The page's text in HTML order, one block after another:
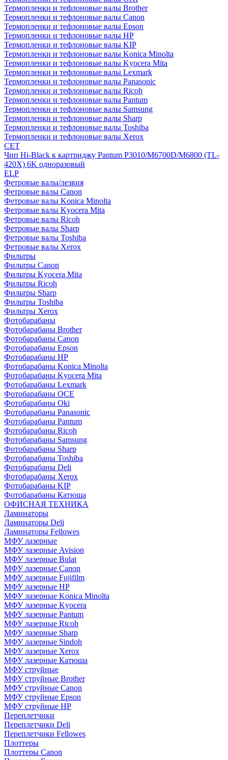
Термопленки и тефлоновые валы Brother
Термопленки и тефлоновые валы Canon
Термопленки и тефлоновые валы Epson
Термопленки и тефлоновые валы HP
Термопленки и тефлоновые валы KIP
Термопленки и тефлоновые валы Konica Minolta
Термопленки и тефлоновые валы Kyocera Mita
Термопленки и тефлоновые валы Lexmark
Термопленки и тефлоновые валы Panasonic
Термопленки и тефлоновые валы Ricoh
Термопленки и тефлоновые валы Pantum
Термопленки и тефлоновые валы Samsung
Термопленки и тефлоновые валы Sharp
Термопленки и тефлоновые валы Toshiba
Термопленки и тефлоновые валы Xerox
CET
Чип Hi-Black к картриджу Pantum P3010/M6700D/M6800 (TL-
420X) 6K одноразовый
ELP
Фетровые валы/лезвия
Фетровые валы Canon
Фетровые валы Konica Minolta
Фетровые валы Kyocera Mita
Фетровые валы Ricoh
Фетровые валы Sharp
Фетровые валы Toshiba
Фетровые валы Xerox
Фильтры
Фильтры Canon
Фильтры Kyocera Mita
Фильтры Ricoh
Фильтры Sharp
Фильтры Toshiba
Фильтры Xerox
Фотобарабаны
Фотобарабаны Brother
Фотобарабаны Canon
Фотобарабаны Epson
Фотобарабаны HP
Фотобарабаны Konica Minolta
Фотобарабаны Kyocera Mita
Фотобарабаны Lexmark
Фотобарабаны OCE
Фотобарабаны Oki
Фотобарабаны Panasonic
Фотобарабаны Pantum
Фотобарабаны Ricoh
Фотобарабаны Samsung
Фотобарабаны Sharp
Фотобарабаны Toshiba
Фотобарабаны Deli
Фотобарабаны Xerox
Фотобарабаны KIP
Фотобарабаны Катюша
ОФИСНАЯ ТЕХНИКА
Ламинаторы
Ламинаторы Deli
Ламинаторы Fellowes
МФУ лазерные
МФУ лазерные Avision
МФУ лазерные Bulat
МФУ лазерные Canon
МФУ лазерные Fujifilm
МФУ лазерные HP
МФУ лазерные Konica Minolta
МФУ лазерные Kyocera
МФУ лазерные Pantum
МФУ лазерные Ricoh
МФУ лазерные Sharp
МФУ лазерные Sindoh
МФУ лазерные Xerox
МФУ лазерные Катюша
МФУ струйные
МФУ струйные Brother
МФУ струйные Canon
МФУ струйные Epson
МФУ струйные HP
Переплетчики
Переплетчики Deli
Переплетчики Fellowes
Плоттеры
Плоттеры Canon